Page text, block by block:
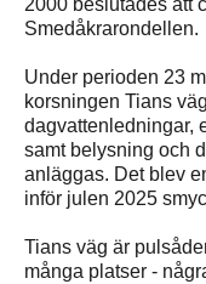
2000 beslutades att
Smedåkrarondellen.
Under perioden 23
korsningen Tians
dagvattenledningar,
samt belysning och
anläggas. Det blev
inför julen 2025
Tians väg är
många platser -